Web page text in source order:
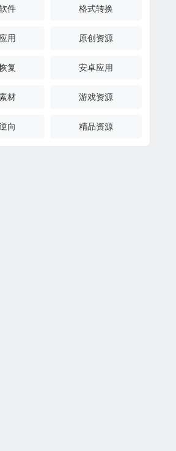
件 格式转换
用 原创资源
复 安卓应用
材 游戏资源
向 精品资源